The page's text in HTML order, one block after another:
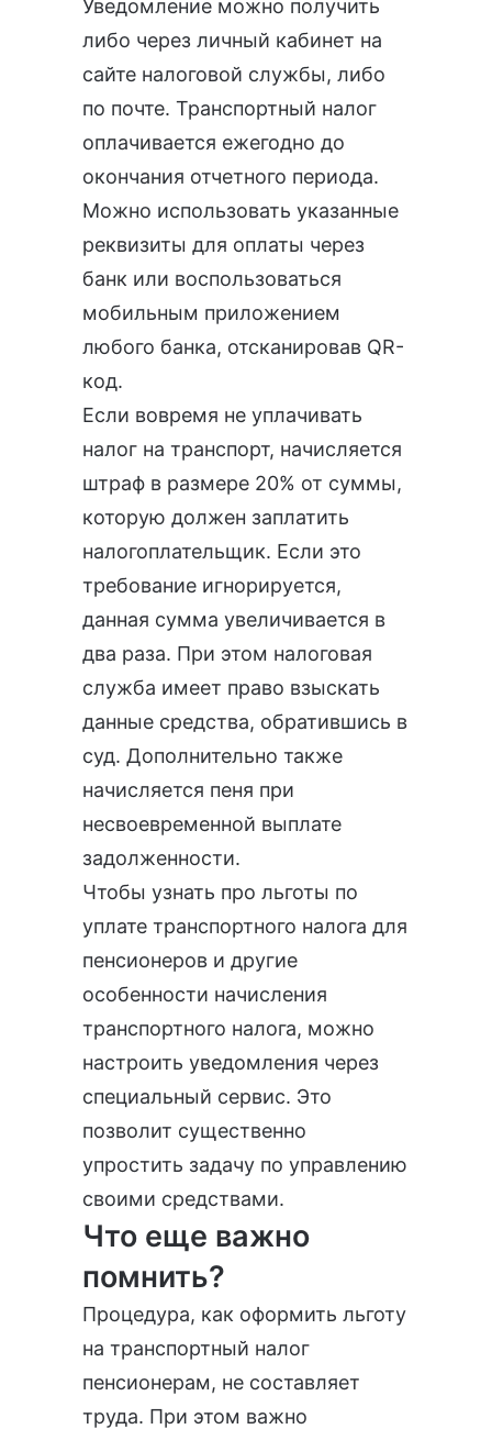
Уведомление можно получить
либо через личный кабинет на
сайте налоговой службы, либо
по почте. Транспортный налог
оплачивается ежегодно до
окончания отчетного периода.
Можно использовать указанные
реквизиты для оплаты через
банк или воспользоваться
мобильным приложением
любого банка, отсканировав QR-
код.
Если вовремя не уплачивать
налог на транспорт, начисляется
штраф в размере 20% от суммы,
которую должен заплатить
налогоплательщик. Если это
требование игнорируется,
данная сумма увеличивается в
два раза. При этом налоговая
служба имеет право взыскать
данные средства, обратившись в
суд. Дополнительно также
начисляется пеня при
несвоевременной выплате
задолженности.
Чтобы узнать про льготы по
уплате транспортного налога для
пенсионеров и другие
особенности начисления
транспортного налога, можно
настроить уведомления через
специальный сервис. Это
позволит существенно
упростить задачу по управлению
своими средствами.
Что еще важно
помнить?
Процедура, как оформить льготу
на транспортный налог
пенсионерам, не составляет
труда. При этом важно